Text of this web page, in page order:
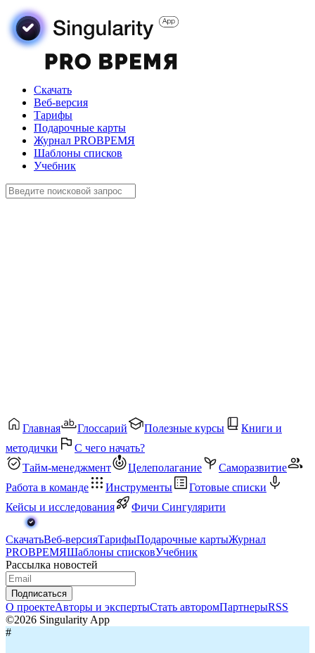
Скачать
Веб-версия
Тарифы
Подарочные карты
Журнал PROВРЕМЯ
Шаблоны списков
Учебник
Главная Глоссарий Полезные курсы
Книги и
методички
С чего начать?
Тайм-менеджмент
Целеполагание
Саморазвитие
Работа в команде
Инструменты
Готовые списки
Кейсы и исследования
Фичи Сингулярити
СкачатьВеб-версияТарифыПодарочные картыЖурнал
PROВРЕМЯШаблоны списковУчебник
Рассылка новостей
Подписаться
О проектеАвторы и экспертыСтать авторомПартнерыRSS
©2026 Singularity App
#